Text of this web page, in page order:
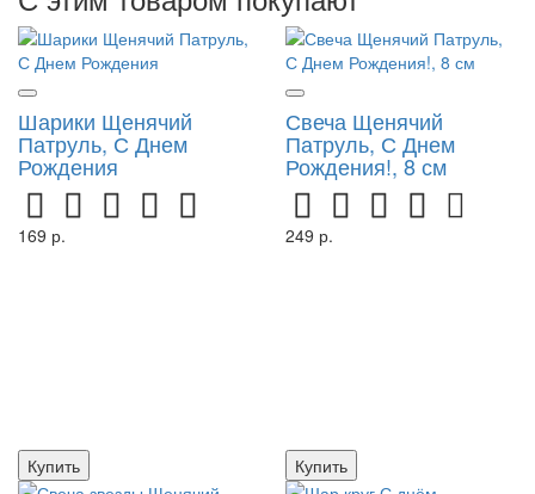
Шарики Щенячий
Патруль, С Днем
Рождения
169 р.
Купить
Свеча Щенячий
Патруль, С Днем
Рождения!, 8 см
249 р.
Купить